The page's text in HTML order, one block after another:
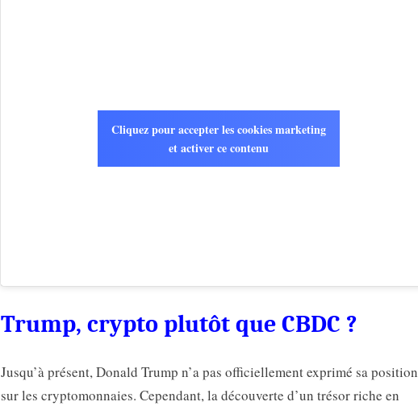
Cliquez pour accepter les cookies marketing
et activer ce contenu
Trump, crypto plutôt que CBDC ?
Jusqu’à présent, Donald Trump n’a pas officiellement exprimé sa position
sur les cryptomonnaies. Cependant, la découverte d’un trésor riche en